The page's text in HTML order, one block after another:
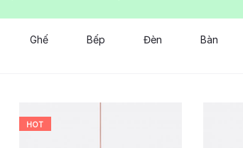
Ghế Bếp Đèn Bàn
HOT